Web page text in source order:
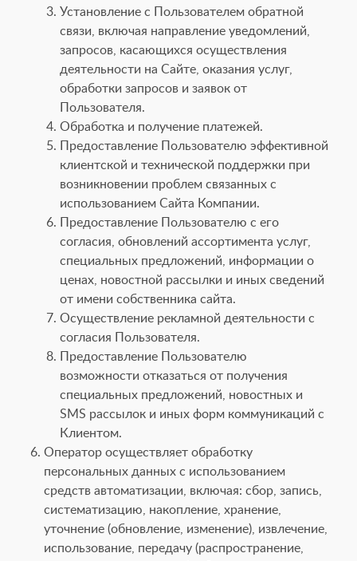
Установление с Пользователем обратной
связи, включая направление уведомлений,
запросов, касающихся осуществления
деятельности на Сайте, оказания услуг,
обработки запросов и заявок от
Пользователя.
Обработка и получение платежей.
Предоставление Пользователю эффективной
клиентской и технической поддержки при
возникновении проблем связанных с
использованием Сайта Компании.
Предоставление Пользователю с его
согласия, обновлений ассортимента услуг,
специальных предложений, информации о
ценах, новостной рассылки и иных сведений
от имени собственника сайта.
Осуществление рекламной деятельности с
согласия Пользователя.
Предоставление Пользователю
возможности отказаться от получения
специальных предложений, новостных и
SMS рассылок и иных форм коммуникаций с
Клиентом.
Оператор осуществляет обработку
персональных данных с использованием
средств автоматизации, включая: сбор, запись,
систематизацию, накопление, хранение,
уточнение (обновление, изменение), извлечение,
использование, передачу (распространение,